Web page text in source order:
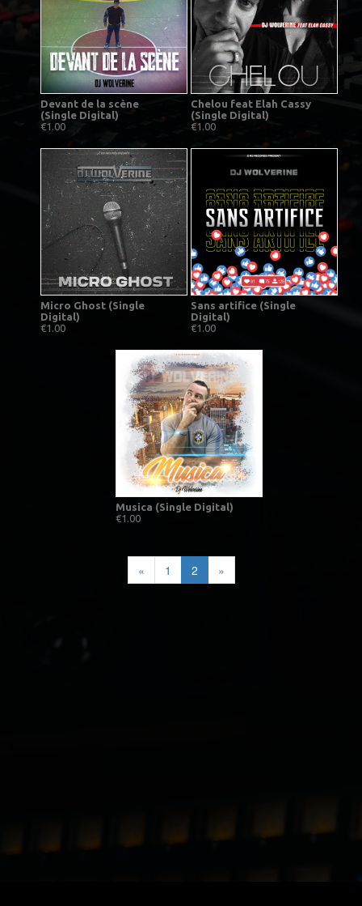
Devant de la scène
(Single Digital)
€1.00
Chelou feat Elah Cassy
(Single Digital)
€1.00
Micro Ghost (Single
Digital)
€1.00
Sans artifice (Single
Digital)
€1.00
Musica (Single Digital)
€1.00
« 1 2 »